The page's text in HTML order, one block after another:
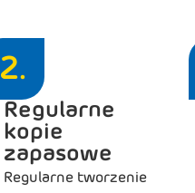
2.
Regularne
kopie
zapasowe
Regularne tworzenie